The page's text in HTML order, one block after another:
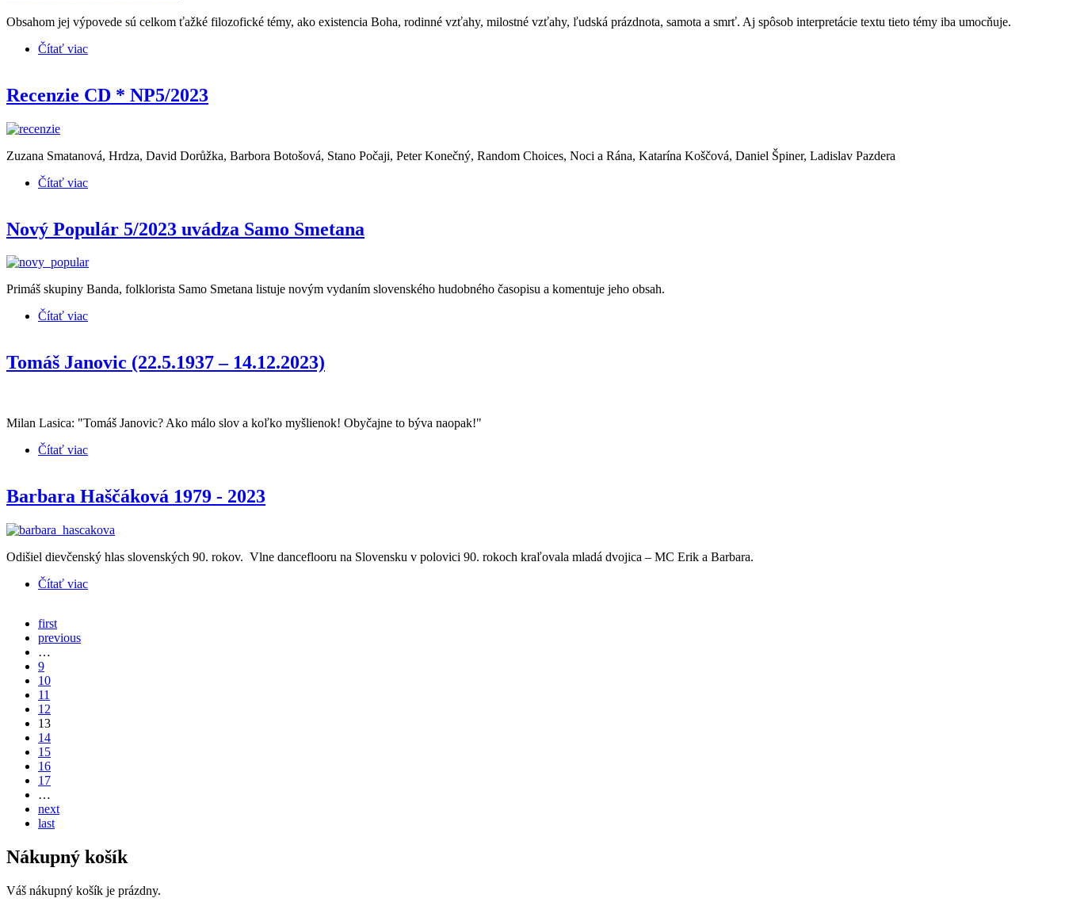
Obsahom jej výpovede sú celkom ťažké filozofické témy, ako existencia Boha, rodinné vzťahy, milostné vzťahy, ľudská prázdnota, samota a smrť. Aj spôsob interpretácie textu tieto témy iba umocňuje.
Čítať viac
Recenzie CD * NP5/2023
Zuzana Smatanová, Hrdza, David Dorůžka, Barbora Botošová, Stano Počaji, Peter Konečný, Random Choices, Noci a Rána, Katarína Koščová, Daniel Špiner, Ladislav Pazdera
Čítať viac
Nový Populár 5/2023 uvádza Samo Smetana
Primáš skupiny Banda, folklorista Samo Smetana listuje novým vydaním slovenského hudobného časopisu a komentuje jeho obsah.
Čítať viac
Tomáš Janovic (22.5.1937 – 14.12.2023)
Milan Lasica: "Tomáš Janovic? Ako málo slov a koľko myšlienok! Obyčajne to býva naopak!"
Čítať viac
Barbara Haščáková 1979 - 2023
Odišiel dievčenský hlas slovenských 90. rokov. Vlne danceflooru na Slovensku v polovici 90. rokoch kraľovala mladá dvojica – MC Erik a Barbara.
Čítať viac
first
previous
…
9
10
11
12
13
14
15
16
17
…
next
last
Nákupný košík
Váš nákupný košík je prázdny.